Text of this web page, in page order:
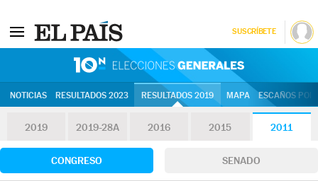
SUSCRÍBETE
NOTICIAS RESULTADOS 2023 RESULTADOS 2019 MAPA ESCAÑOS
2019 2019-28A 2016 2015 2011
CONGRESO SENADO